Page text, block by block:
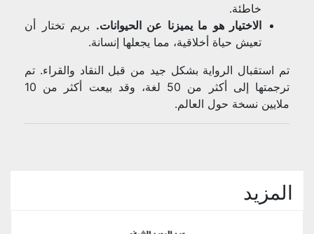
خاطئة.
الاختيار هو ما يميزنا عن الحيوانات. بريم تختار أن
تعيش حياة أخلاقية، مما يجعلها إنسانة.
تم استقبال الرواية بشكل جيد من قبل النقاد والقراء. تم
ترجمتها إلى أكثر من 50 لغة، وقد بيعت أكثر من 10
ملايين نسخة حول العالم.
المزيد